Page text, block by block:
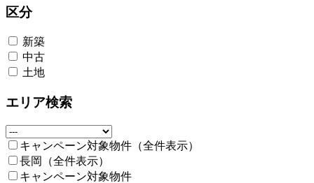
区分
新築
中古
土地
エリア検索
キャンペーン対象物件（全件表示）
長岡（全件表示）
キャンペーン対象物件